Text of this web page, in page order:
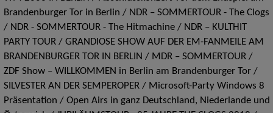
Brandenburger Tor in Berlin / NDR – SOMMERTOUR - The Clogs
/ NDR - SOMMERTOUR - The Hitmachine / NDR – KULTHIT
PARTY TOUR / GRANDIOSE SHOW AUF DER EM-FANMEILE AM
BRANDENBURGER TOR IN BERLIN / MDR – SOMMERTOUR /
ZDF Show – WILLKOMMEN in Berlin am Brandenburger Tor /
SILVESTER AN DER SEMPEROPER / Microsoft-Party Windows 8
Präsentation / Open Airs in ganz Deutschland, Niederlande und